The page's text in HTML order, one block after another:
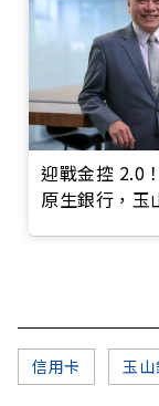
迎戰金控 2.0
原生銀行，玉
信用卡 玉